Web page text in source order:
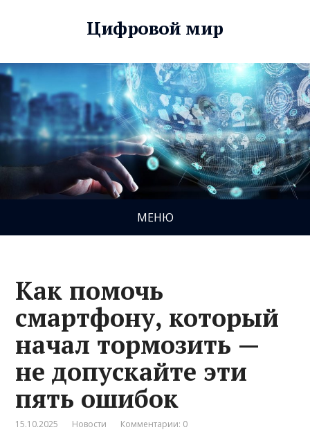
Цифровой мир
МЕНЮ
Как помочь
смартфону, который
начал тормозить —
не допускайте эти
пять ошибок
15.10.2025 Новости Комментарии: 0